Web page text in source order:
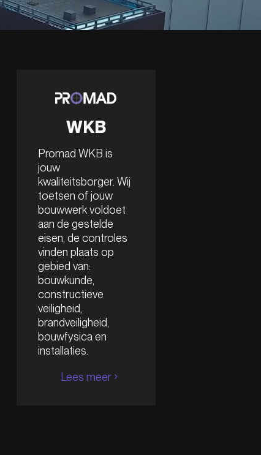
WKB
Promad WKB is
jouw
kwaliteitsborger. Wij
toetsen of jouw
bouwwerk voldoet
aan de gestelde
eisen, de controles
vinden plaats op
gebied van:
bouwkunde,
constructieve
veiligheid,
brandveiligheid,
bouwfysica en
installaties.
Lees meer